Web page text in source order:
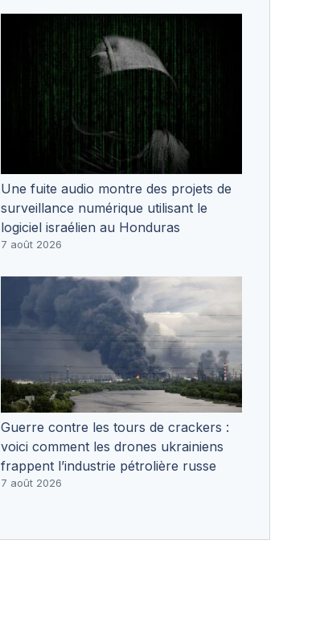
Une fuite audio montre des projets de
surveillance numérique utilisant le
logiciel israélien au Honduras
7 août 2026
Guerre contre les tours de crackers :
voici comment les drones ukrainiens
frappent l’industrie pétrolière russe
7 août 2026